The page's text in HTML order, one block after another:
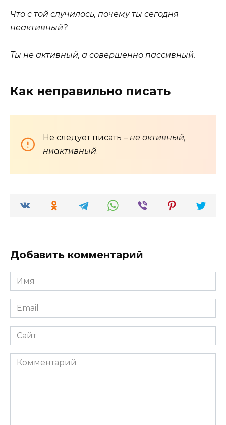
Что с той случилось, почему ты сегодня
неактивный?
Ты не активный, а совершенно пассивный.
Как неправильно писать
Не следует писать – не октивный,
ниактивный.
Добавить комментарий
Имя
*
Email
*
Сайт
Комментарий